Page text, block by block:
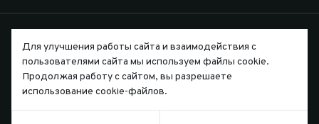
Письмо директору
Для улучшения работы сайта и взаимодействия с
пользователями сайта мы используем файлы cookie.
Продолжая работу с сайтом, вы разрешаете
использование cookie-файлов.